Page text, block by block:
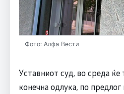
Фото: Алфа Вести
Уставниот суд, во среда ќе
конечна одлука, по предлог